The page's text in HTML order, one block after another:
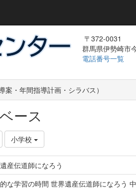
〒372-0031
群馬県伊勢崎市
電話番号一覧
・年間指導計画・シラバス）
ース
小学校
産伝道師になろう
な学習の時間 世界遺産伝道師になろう